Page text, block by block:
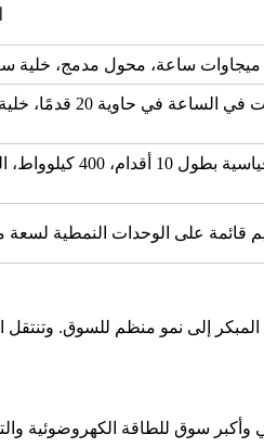
وحدة قياسية بطول
قائمة على الوحدات النمطية لسعة
المبكر إلى نمو منظم للسوق.
سوق للطاقة الكهروضوئية